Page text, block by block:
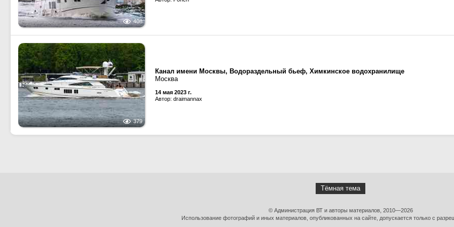
408
379
Канал имени Москвы, Водораздельный бьеф, Химкинское водохранилище
Москва
14 мая 2023 г.
Автор: draimannax
Тёмная тема
© Администрация ВТ и авторы материалов, 2010—2026
Использование фотографий и иных материалов, опубликованных на сайте, допускается только с